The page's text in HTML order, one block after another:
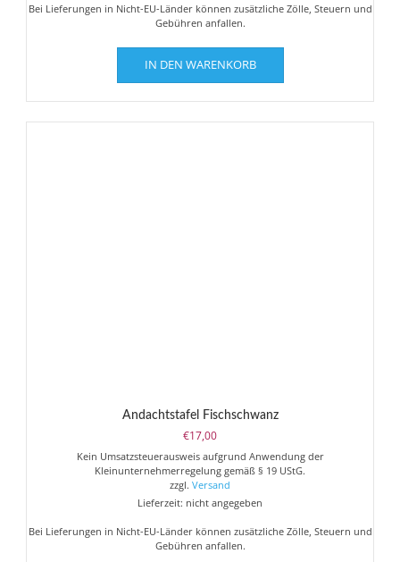
Bei Lieferungen in Nicht-EU-Länder können zusätzliche Zölle, Steuern und
Gebühren anfallen.
IN DEN WARENKORB
Andachtstafel Fischschwanz
€17,00
Kein Umsatzsteuerausweis aufgrund Anwendung der
Kleinunternehmerregelung gemäß § 19 UStG.
zzgl. Versand
Lieferzeit: nicht angegeben
Bei Lieferungen in Nicht-EU-Länder können zusätzliche Zölle, Steuern und
Gebühren anfallen.